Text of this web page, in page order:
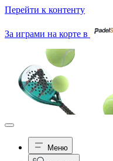
Перейти к контенту
За играми на корте в
Меню